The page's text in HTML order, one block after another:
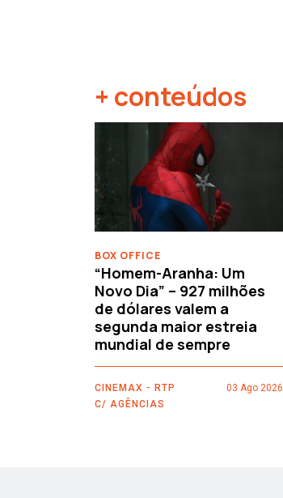
+ conteúdos
BOX OFFICE
“Homem-Aranha: Um
Novo Dia” – 927 milhões
de dólares valem a
segunda maior estreia
mundial de sempre
CINEMAX - RTP
C/ AGÊNCIAS
03 Ago 2026